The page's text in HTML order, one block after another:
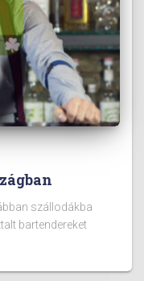
szállodákba
bartendereket